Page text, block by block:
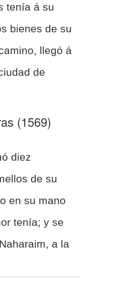
tenía á su
bienes de su
llegó á
de
(1569)
diez
de su
en su mano
tenía; y se
a la